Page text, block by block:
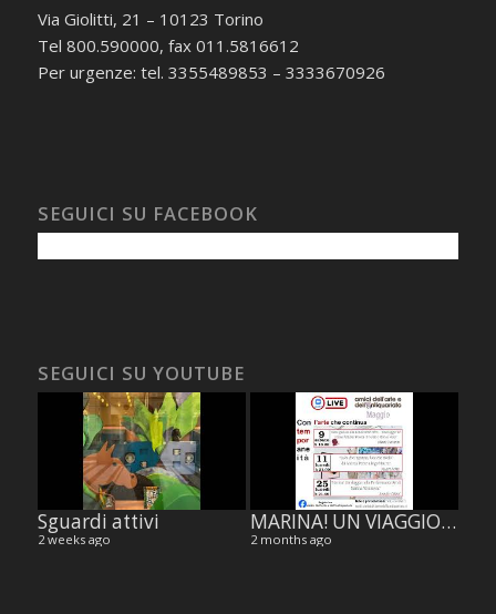
Via Giolitti, 21 – 10123 Torino
Tel 800.590000, fax 011.5816612
Per urgenze: tel. 3355489853 – 3333670926
SEGUICI SU FACEBOOK
SEGUICI SU YOUTUBE
Sguardi attivi
2 weeks ago
MARINA! UN VIAGGIO NELLA PERFORMANCE ART DI MARINA ABRAMOVIC, di Jennifer Celani.
2 months ago